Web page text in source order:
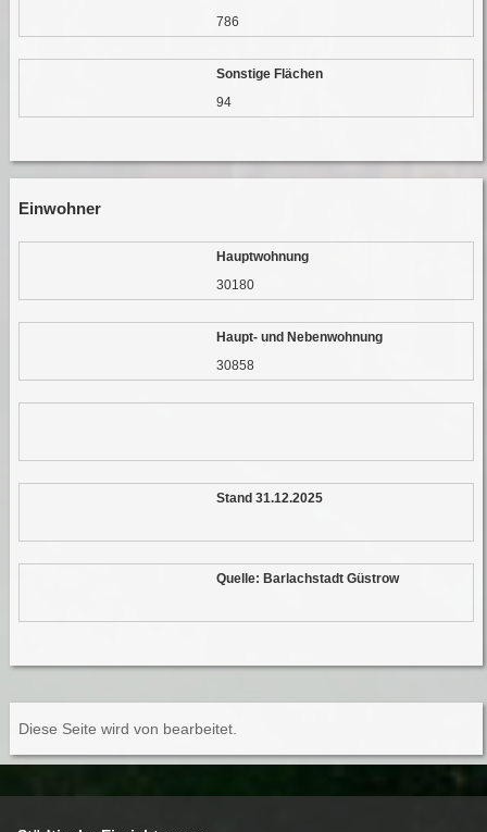
786
Sonstige Flächen
94
Einwohner
Hauptwohnung
30180
Haupt- und Nebenwohnung
30858
Stand 31.12.2025
Quelle: Barlachstadt Güstrow
Diese Seite wird von bearbeitet.